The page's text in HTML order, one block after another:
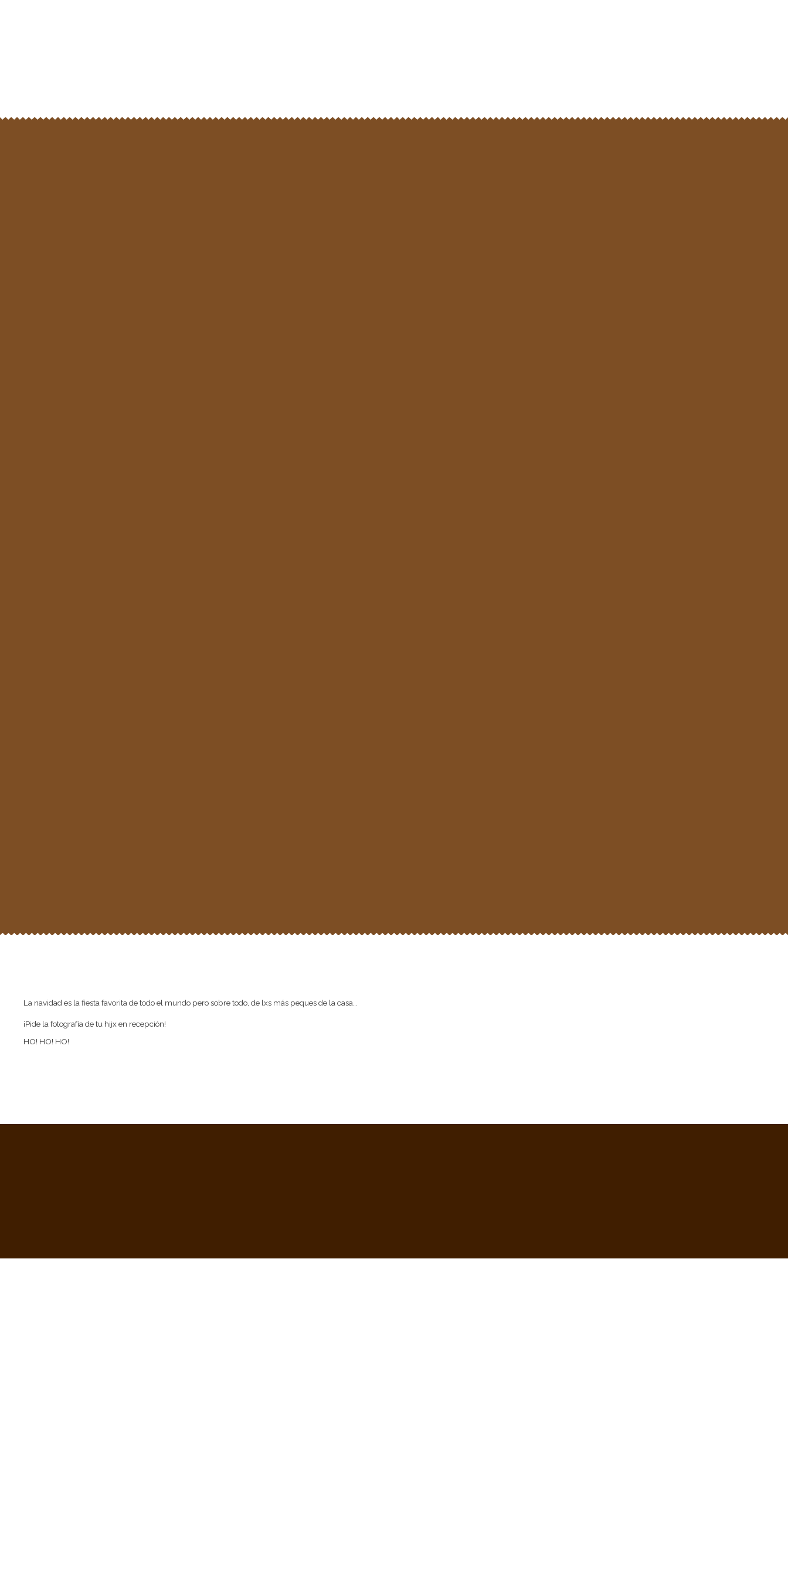
La navidad es la fiesta favorita de todo el mundo pero sobre todo, de lxs más peques de la casa…
¡Pide la fotografía de tu hijx en recepción!
HO! HO! HO!